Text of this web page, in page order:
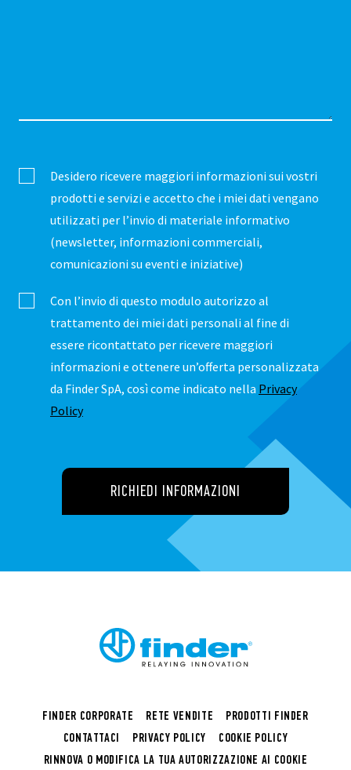
Desidero ricevere maggiori informazioni sui vostri
prodotti e servizi e accetto che i miei dati vengano
utilizzati per l’invio di materiale informativo
(newsletter, informazioni commerciali,
comunicazioni su eventi e iniziative)
Con l’invio di questo modulo autorizzo al
trattamento dei miei dati personali al fine di
essere ricontattato per ricevere maggiori
informazioni e ottenere un’offerta personalizzata
da Finder SpA, così come indicato nella Privacy
Policy
RICHIEDI INFORMAZIONI
FINDER CORPORATE RETE VENDITE
PRODOTTI FINDER
CONTATTACI
PRIVACY POLICY
COOKIE POLICY
RINNOVA O MODIFICA LA TUA AUTORIZZAZIONE AI COOKIE